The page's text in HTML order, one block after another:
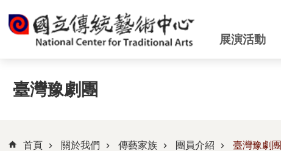
跳到主要內容區塊
展演活動
臺灣豫劇團
首頁 關於我們 傳藝家族 團員介紹 臺灣豫劇團